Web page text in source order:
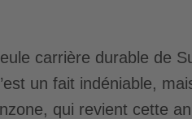
carrière durable de
un fait indéniable,
qui revient cette